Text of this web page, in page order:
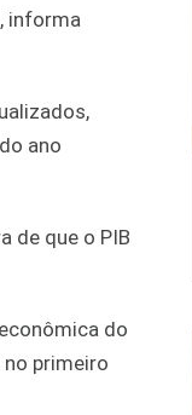
informa
ano
de que o PIB
do
primeiro